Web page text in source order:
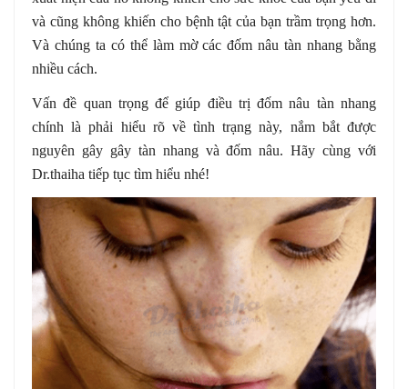
và cũng không khiến cho bệnh tật của bạn trầm trọng hơn.
Và chúng ta có thể làm mờ các đốm nâu tàn nhang bằng
nhiều cách.
Vấn đề quan trọng để giúp điều trị đốm nâu tàn nhang
chính là phải hiểu rõ về tình trạng này, nắm bắt được
nguyên gây gây tàn nhang và đốm nâu. Hãy cùng với
Dr.thaiha tiếp tục tìm hiểu nhé!